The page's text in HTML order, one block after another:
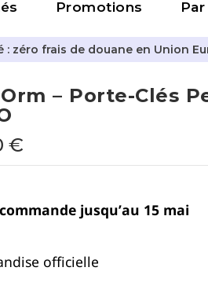
Promotions
zéro frais de douane en Union
– Porte-Clés
€
jusqu’au 15 mai
officielle